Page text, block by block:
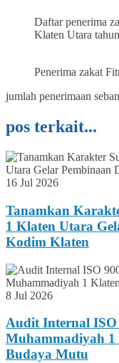
Daftar penerima
Klaten Utara
Penerima zakat
jumlah penerimaan
pos terkait...
16 Jul 2026
Tanamkan
1 Klaten Utara
Kodim Klaten
8 Jul 2026
Audit Internal ISO
Muhammadiyah
Budaya Mutu